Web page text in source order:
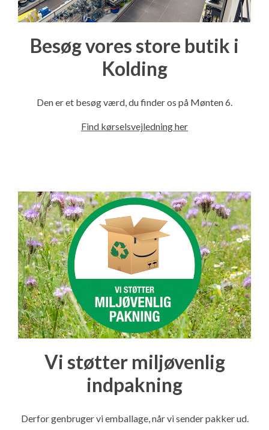
Besøg vores store butik i
Kolding
Den er et besøg værd, du finder os på Mønten 6.
Find kørselsvejledning her
Vi støtter miljøvenlig
indpakning
Derfor genbruger vi emballage, når vi sender pakker ud.